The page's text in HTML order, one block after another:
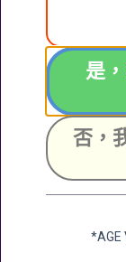
是
否，
*AGE